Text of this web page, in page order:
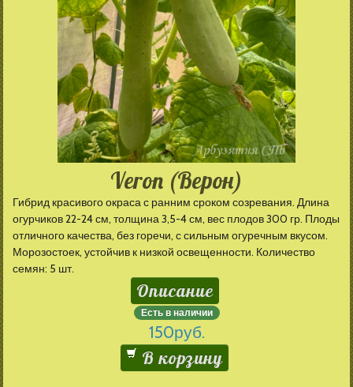
Veron (Верон)
Гибрид красивого окраса с ранним сроком созревания. Длина
огурчиков 22-24 см, толщина 3,5-4 см, вес плодов 300 гр. Плоды
отличного качества, без горечи, с сильным огуречным вкусом.
Морозостоек, устойчив к низкой освещенности. Количество
семян: 5 шт.
Описание
Есть в наличии
150руб.
В корзину